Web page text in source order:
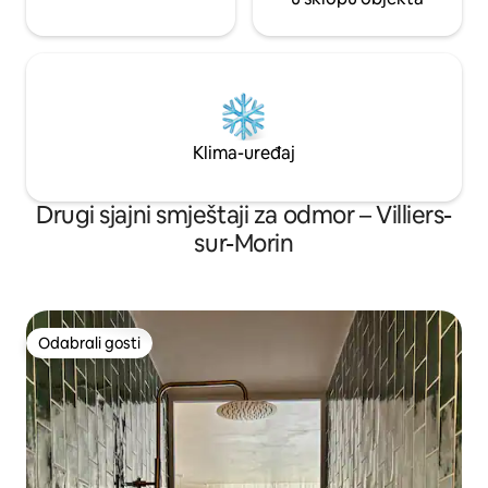
Klima-uređaj
Drugi sjajni smještaji za odmor – Villiers-
sur-Morin
Odabrali gosti
Odabrali gosti